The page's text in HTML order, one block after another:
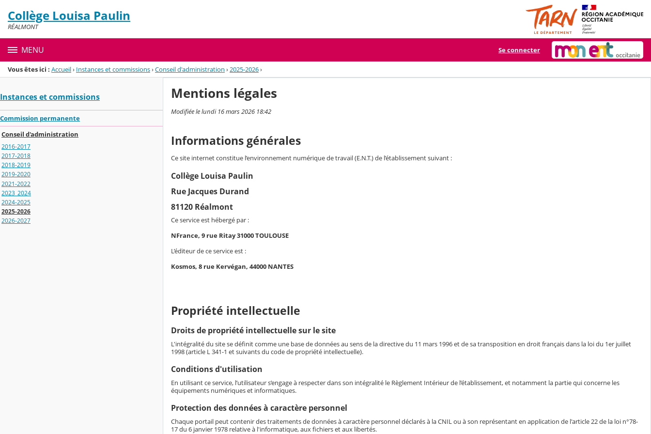
Menu de la rubrique
Contenu
Collège Louisa Paulin
RÉALMONT
MENU Se connecter
Vous êtes ici : Accueil› Instances et commissions›Conseil d'administration ›2025-2026›
Instances et commissions
Commission permanente
Conseil d'administration
2016-2017
2017-2018
2018-2019
2019-2020
2021-2022
2023_2024
2024-2025
2025-2026
2026-2027
Mentions légales
Modifiée le lundi 16 mars 2026 18:42
Informations générales
Ce site internet constitue l’environnement numérique de travail (E.N.T.) de l’établissement suivant :
Collège Louisa Paulin
Rue Jacques Durand
81120 Réalmont
Ce service est hébergé par :
NFrance, 9 rue Ritay 31000 TOULOUSE
L’éditeur de ce service est :
Kosmos, 8 rue Kervégan, 44000 NANTES
Propriété intellectuelle
Droits de propriété intellectuelle sur le site
L'intégralité du site se définit comme une base de données au sens de la directive du 11 mars 1996 et de sa transposition en droit français dans la loi du 1er juillet
1998 (article L 341-1 et suivants du code de propriété intellectuelle).
Conditions d'utilisation
En utilisant ce service, l’utilisateur s’engage à respecter dans son intégralité le Règlement Intérieur de l’établissement, et notamment la partie qui concerne les
équipements numériques et informatiques.
Protection des données à caractère personnel
Chaque portail peut contenir des traitements de données à caractère personnel déclarés à la CNIL ou à son représentant en application de l'article 22 de la loi n°78-
17 du 6 janvier 1978 relative à l'informatique, aux fichiers et aux libertés.